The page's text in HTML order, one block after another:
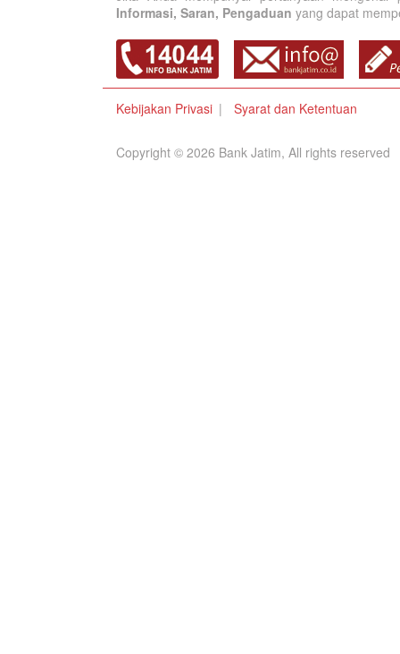
Informasi, Saran, Pengaduan yang dapat
Kebijakan Privasi Syarat dan Ketentuan
Copyright © 2026 Bank Jatim, All rights reserved